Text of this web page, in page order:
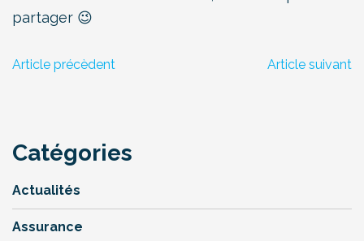
partager 😉
Article précèdent Article suivant
Catégories
Actualités
Assurance